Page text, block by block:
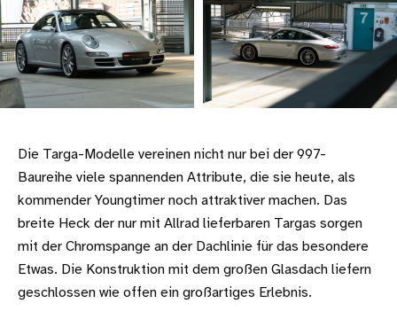
Die Targa-Modelle vereinen nicht nur bei der 997-
Baureihe viele spannenden Attribute, die sie heute, als
kommender Youngtimer noch attraktiver machen. Das
breite Heck der nur mit Allrad lieferbaren Targas sorgen
mit der Chromspange an der Dachlinie für das besondere
Etwas. Die Konstruktion mit dem großen Glasdach liefern
geschlossen wie offen ein großartiges Erlebnis.